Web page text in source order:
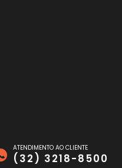
ATENDIMENTO AO CLIENTE
(32) 3218-8500